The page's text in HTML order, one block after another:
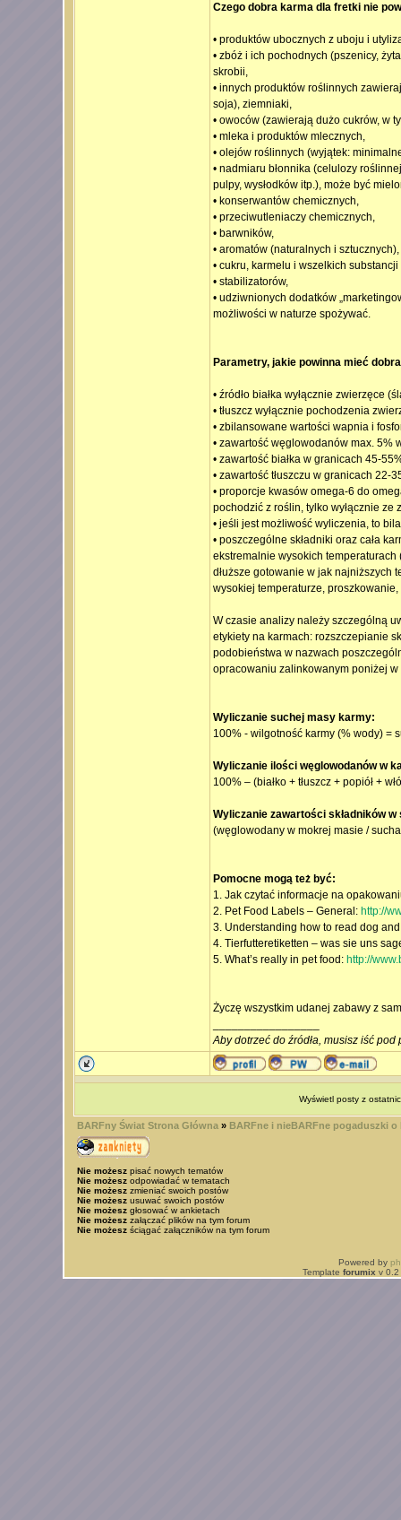
Czego dobra karma dla fretki nie
• produktów ubocznych z uboju i
• zbóż i ich pochodnych (pszenicy,
skrobii,
• innych produktów roślinnych
soja), ziemniaki,
• owoców (zawierają dużo cukrów, w
• mleka i produktów mlecznych,
• olejów roślinnych (wyjątek:
• nadmiaru błonnika (celulozy
pulpy, wysłodków itp.), może być
• konserwantów chemicznych,
• przeciwutleniaczy chemicznych,
• barwników,
• aromatów (naturalnych i sztucznych),
• cukru, karmelu i wszelkich substancji
• stabilizatorów,
• udziwnionych dodatków
możliwości w naturze spożywać.
Parametry, jakie powinna mieć
• źródło białka wyłącznie zwierzęce
• tłuszcz wyłącznie pochodzenia
• zbilansowane wartości wapnia i
• zawartość węglowodanów max. 5%
• zawartość białka w granicach 45-
• zawartość tłuszczu w granicach 22-
• proporcje kwasów omega-6 do
pochodzić z roślin, tylko wyłącznie
• jeśli jest możliwość wyliczenia, to
• poszczególne składniki oraz cała
ekstremalnie wysokich
dłuższe gotowanie w jak najniższych
wysokiej temperaturze,
W czasie analizy należy szczególną
etykiety na karmach: rozszczepianie
podobieństwa w nazwach
opracowaniu zalinkowanym poniżej w
Wyliczanie suchej masy karmy:
100% - wilgotność karmy (% wody) =
Wyliczanie ilości węglowodanów w
100% – (białko + tłuszcz + popiół +
Wyliczanie zawartości składników
(węglowodany w mokrej masie /
Pomocne mogą też być:
1. Jak czytać informacje na
2. Pet Food Labels – General: http://
3. Understanding how to read dog
4. Tierfutteretiketten – was sie uns
5. What’s really in pet food: http://
Życzę wszystkim udanej zabawy z
Aby dotrzeć do źródła, musisz iść pod
Wyświetl posty z
BARFny Świat Strona Główna» BARFne i nieBARFne pogaduszki o
Nie możeszpisać nowych tematów
Nie możeszodpowiadać w tematach
Nie możeszzmieniać swoich postów
Nie możeszusuwać swoich postów
Nie możeszgłosować w ankietach
Nie możeszzałączać plików na tym forum
Nie możeszściągać załączników na tym forum
Powered by
Template forumix v 0.2